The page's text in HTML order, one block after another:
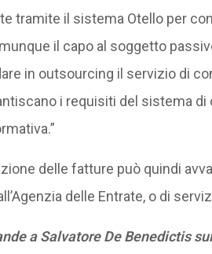
tramite il sistema Otello per
il capo al soggetto
in outsourcing il servizio di
i requisiti del sistema
delle fatture può quindi
delle Entrate, o di
a Salvatore De Benedictis